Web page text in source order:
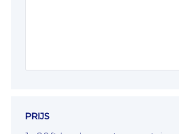
PRIJS